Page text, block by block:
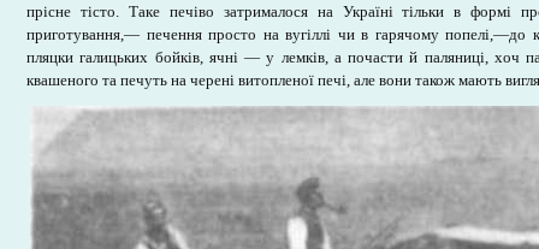
прісне тісто. Таке печіво затрималося на Україні тільки в формі
приготування,— печення просто на вугіллі чи в гарячому попелі,—до
пляцки галицьких бойків, ячні — у лемків, а почасти й паляниці, хоч
квашеного та печуть на черені витопленої печі, але вони також мають